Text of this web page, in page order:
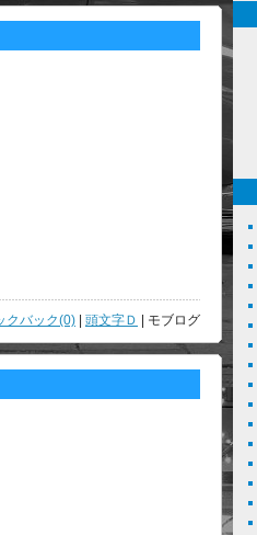
クバック(0) 頭文字Ｄ | モブログ